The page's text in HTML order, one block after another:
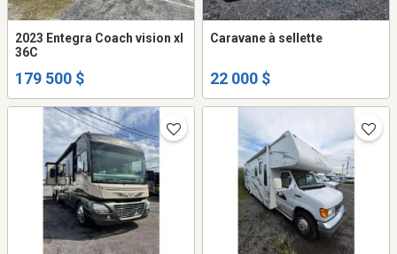
2023 Entegra Coach vision xl
36C
179 500 $
Caravane à sellette
22 000 $